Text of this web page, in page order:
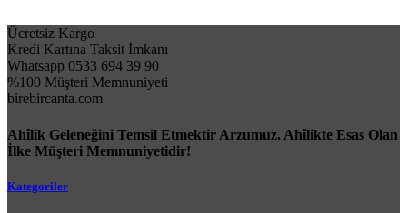
Ücretsiz Kargo
Kredi Kartına Taksit İmkanı
Whatsapp 0533 694 39 90
%100 Müşteri Memnuniyeti
birebircanta.com
Ahîlik Geleneğini Temsil Etmektir Arzumuz. Ahîlikte Esas Olan
İlke Müşteri Memnuniyetidir!
Kategoriler